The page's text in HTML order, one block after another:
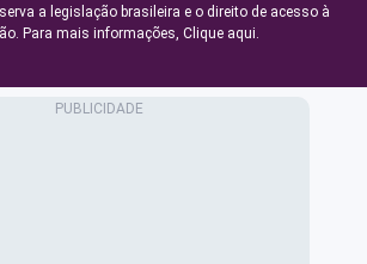
a legislação brasileira e o direito de acesso à
Para mais informações, Clique aqui.